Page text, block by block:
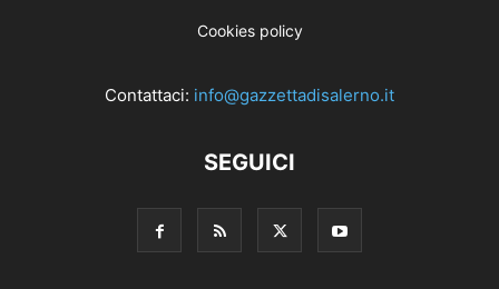
Cookies policy
Contattaci: info@gazzettadisalerno.it
SEGUICI